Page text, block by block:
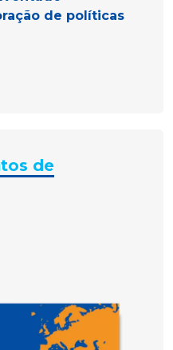
de políticas
de